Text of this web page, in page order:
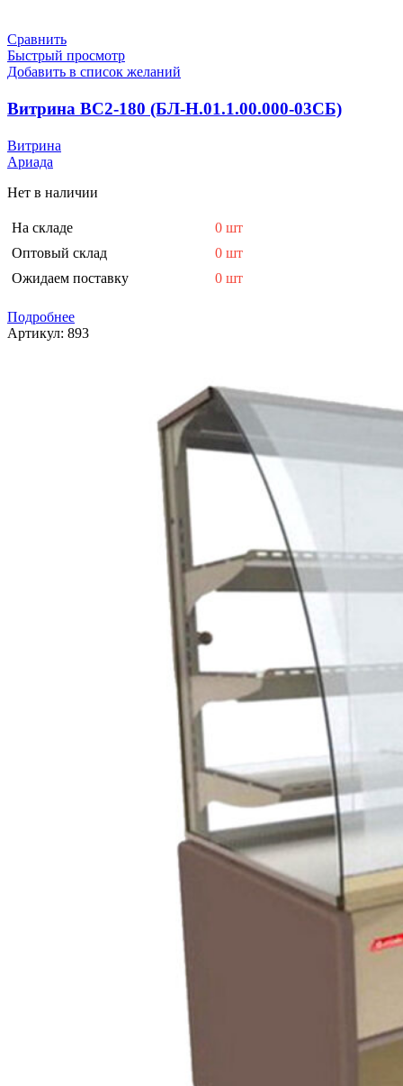
Сравнить
Быстрый просмотр
Добавить в список желаний
Витрина ВС2-180 (БЛ-Н.01.1.00.000-03СБ)
Витрина
Ариада
Нет в наличии
На складе
0 шт
Оптовый склад
0 шт
Ожидаем поставку
0 шт
Подробнее
Артикул: 893